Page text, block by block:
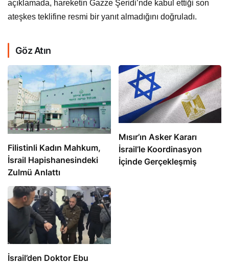
açıklamada, hareketin Gazze Şeridi’nde kabul ettiği son
ateşkes teklifine resmi bir yanıt almadığını doğruladı.
Göz Atın
Filistinli Kadın Mahkum,
İsrail Hapishanesindeki
Zulmü Anlattı
Mısır’ın Asker Kararı
İsrail’le Koordinasyon
İçinde Gerçekleşmiş
İsrail’den Doktor Ebu